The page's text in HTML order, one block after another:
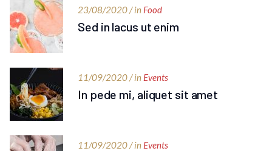
23/08/2020 / in Food
Sed in lacus ut enim
11/09/2020 / in Events
In pede mi, aliquet sit amet
11/09/2020 / in Events